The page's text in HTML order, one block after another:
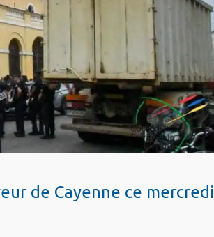
de Cayenne ce mercredi